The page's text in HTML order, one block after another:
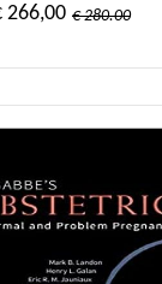
266,00 € 280.00